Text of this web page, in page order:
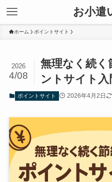
お小遣
ホーム ポイントサイト
無理なく続く
ントサイト入
2026
4/08
ポイントサイト 2026年4月2日